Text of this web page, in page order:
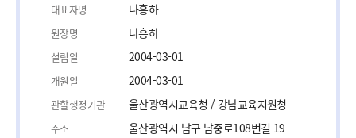
대표자명 나흥하
원장명 나흥하
설립일 2004-03-01
개원일 2004-03-01
관할행정기관 울산광역시교육청 / 강남교육지원청
주소 울산광역시 남구 남중로108번길 19